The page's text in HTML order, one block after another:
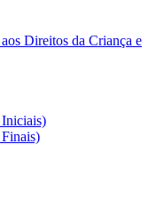
Direitos da Criança e